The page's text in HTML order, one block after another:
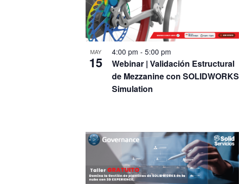
Eventos
palabra
clave.
MAY
15
4:00 pm - 5:00 pm
Webinar | Validación Estructural
de Mezzanine con SOLIDWORKS
Simulation